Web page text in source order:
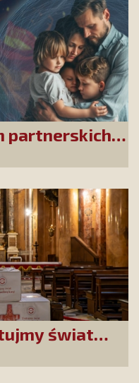
partnerskich
lawiny
jej uruchomić!
świat